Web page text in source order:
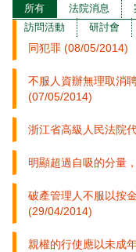
司法變賣
統計資料
財產申報查閱
下載區
法院電子平台
所有 法院消息
訪問活動
研討會
同犯罪 (08/05/2014)
不服人資辦無理取消
(07/05/2014)
浙江省高級人民法院
明顯超過自吸的分量
破產管理人不服以按
(29/04/2014)
親權的行使應以未成